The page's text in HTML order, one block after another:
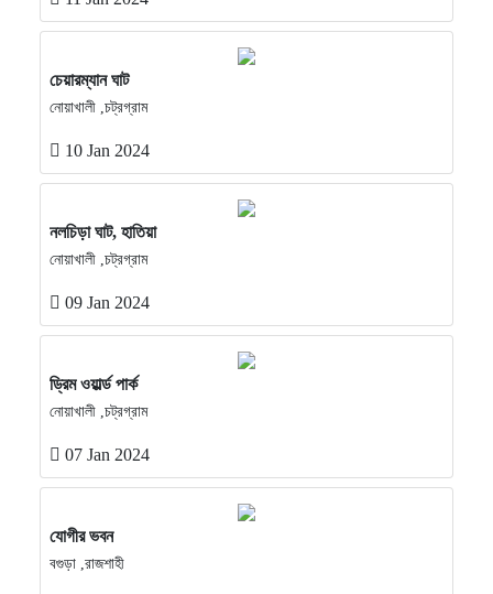
চেয়ারম্যান ঘাট
নোয়াখালী ,চট্রগ্রাম
10 Jan 2024
নলচিড়া ঘাট, হাতিয়া
নোয়াখালী ,চট্রগ্রাম
09 Jan 2024
ড্রিম ওয়ার্ল্ড পার্ক
নোয়াখালী ,চট্রগ্রাম
07 Jan 2024
যোগীর ভবন
বগুড়া ,রাজশাহী